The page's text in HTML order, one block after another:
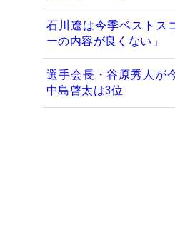
石川遼は今季ベストス
ーの内容が良くない」
選手会長・谷原秀人が
中島啓太は3位